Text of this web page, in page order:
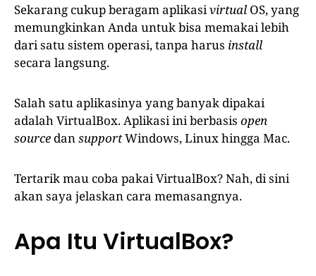
Sekarang cukup beragam aplikasivirtual OS, yang
memungkinkan Anda untuk bisa memakai lebih
dari satu sistem operasi, tanpa harus install
secara langsung.
Salah satu aplikasinya yang banyak dipakai
adalah VirtualBox. Aplikasi ini berbasis open
source dansupportWindows, Linux hingga Mac.
Tertarik mau coba pakai VirtualBox? Nah, di sini
akan saya jelaskan cara memasangnya.
Apa Itu VirtualBox?